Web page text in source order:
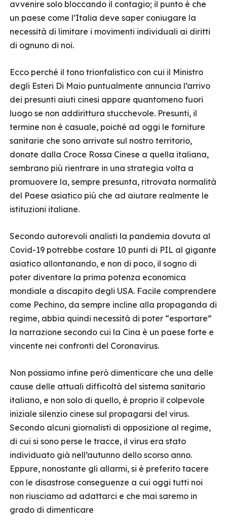
avvenire solo bloccando il contagio; il punto è che
un paese come l’Italia deve saper coniugare la
necessità di limitare i movimenti individuali ai diritti
di ognuno di noi.
Ecco perché il tono trionfalistico con cui il Ministro
degli Esteri Di Maio puntualmente annuncia l’arrivo
dei presunti aiuti cinesi appare quantomeno fuori
luogo se non addirittura stucchevole. Presunti, il
termine non è casuale, poiché ad oggi le forniture
sanitarie che sono arrivate sul nostro territorio,
donate dalla Croce Rossa Cinese a quella italiana,
sembrano più rientrare in una strategia volta a
promuovere la, sempre presunta, ritrovata normalità
del Paese asiatico più che ad aiutare realmente le
istituzioni italiane.
Secondo autorevoli analisti la pandemia dovuta al
Covid-19 potrebbe costare 10 punti di PIL al gigante
asiatico allontanando, e non di poco, il sogno di
poter diventare la prima potenza economica
mondiale a discapito degli USA. Facile comprendere
come Pechino, da sempre incline alla propaganda di
regime, abbia quindi necessità di poter “esportare”
la narrazione secondo cui la Cina è un paese forte e
vincente nei confronti del Coronavirus.
Non possiamo infine però dimenticare che una delle
cause delle attuali difficoltà del sistema sanitario
italiano, e non solo di quello, è proprio il colpevole
iniziale silenzio cinese sul propagarsi del virus.
Secondo alcuni giornalisti di opposizione al regime,
di cui si sono perse le tracce, il virus era stato
individuato già nell’autunno dello scorso anno.
Eppure, nonostante gli allarmi, si è preferito tacere
con le disastrose conseguenze a cui oggi tutti noi
non riusciamo ad adattarci e che mai saremo in
grado di dimenticare